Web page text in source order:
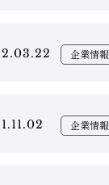
企業情報
企業情報